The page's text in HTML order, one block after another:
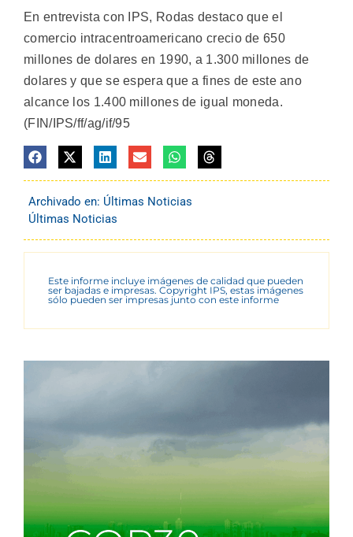
En entrevista con IPS, Rodas destaco que el
comercio intracentroamericano crecio de 650
millones de dolares en 1990, a 1.300 millones de
dolares y que se espera que a fines de este ano
alcance los 1.400 millones de igual moneda.
(FIN/IPS/ff/ag/if/95
Archivado en: Últimas Noticias
Últimas Noticias
Este informe incluye imágenes de calidad que pueden
ser bajadas e impresas. Copyright IPS, estas imágenes
sólo pueden ser impresas junto con este informe